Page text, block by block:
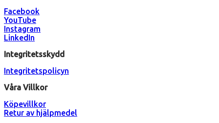
Facebook
YouTube
Instagram
LinkedIn
Integritetsskydd
Integritetspolicyn
Våra Villkor
Köpevillkor
Retur av hjälpmedel